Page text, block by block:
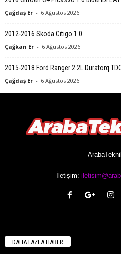
Çağdaş Er - 6 Ağustos 2026
2012-2016 Skoda Citigo 1.0
Çağkan Er - 6 Ağustos 2026
2015-2018 Ford Ranger 2.2L Duratorq
Çağdaş Er - 6 Ağustos 2026
İletişim:
DAHA FAZLA HABER